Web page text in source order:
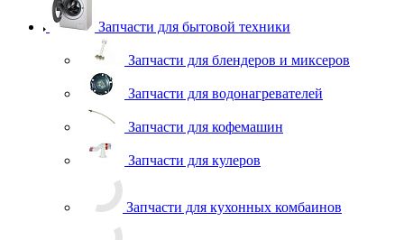
Запчасти для бытовой техники
Запчасти для блендеров и миксеров
Запчасти для водонагревателей
Запчасти для кофемашин
Запчасти для кулеров